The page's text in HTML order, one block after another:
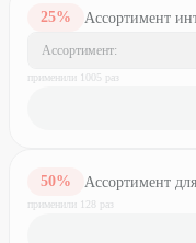
25% Ассортимент
Ассортимент:
применили 1005 раз
50% Ассортимент
применили 128 раз